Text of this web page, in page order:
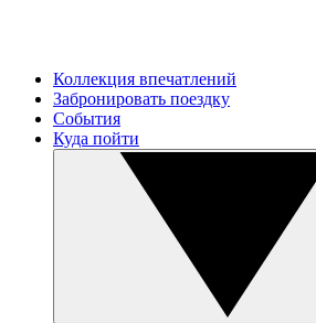
Коллекция впечатлений
Забронировать поездку
События
Куда пойти